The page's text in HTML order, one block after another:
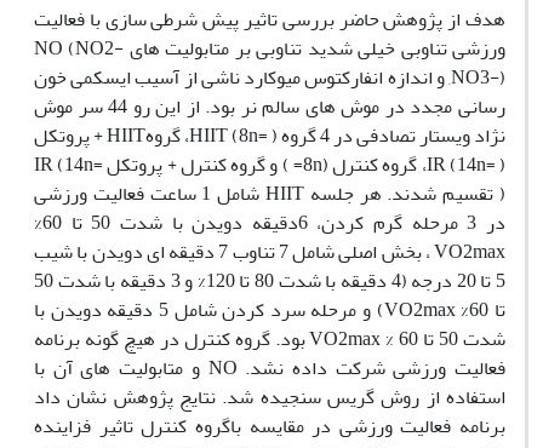
هدف از پژوهش حاضر بررسی تاثیر پیش شرطی سازی با فعالیت
ورزشی تناوبی خیلی شدید تناوبی بر متابولیت های NO (NO2-
,NO3-) و اندازه انفارکتوس میوکارد ناشی از آسیب ایسکمی خون
رسانی مجدد در موش های سالم نر بود. از این رو 44 سر موش
نژاد ویستار تصادفی در 4 گروه HIIT (8n= )، گروهHIIT + پروتکل
IR (14n= )، گروه کنترل (8n= ) و گروه کنترل + پروتکل IR (14n=
) تقسیم شدند. هر جلسه HIIT شامل 1 ساعت فعالیت ورزشی
در 3 مرحله گرم کردن، 6دقیقه دویدن با شدت 50 تا 60%
VO2max ، بخش اصلی شامل 7 تناوب 7 دقیقه ای دویدن با شیب
5 تا 20 درجه (4 دقیقه با شدت 80 تا 120% و 3 دقیقه با شدت 50
تا 60% VO2max) و مرحله سرد کردن شامل 5 دقیقه دویدن با
شدت 50 تا 60 % VO2max بود. گروه کنترل در هیچ گونه برنامه
فعالیت ورزشی شرکت داده نشد. NO و متابولیت های آن با
استفاده از روش گریس سنجیده شد. نتایج پژوهش نشان داد
برنامه فعالیت ورزشی در مقایسه باگروه کنترل تاثیر فزاینده